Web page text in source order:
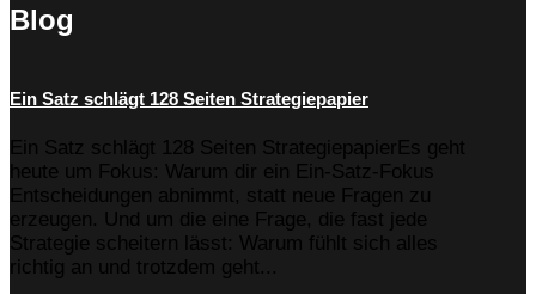
Blog
Ein Satz schlägt 128 Seiten Strategiepapier
Ein Satz schlägt 128 Seiten StrategiepapierEs geht
heute um Fokus: Warum dir ein Ein-Satz-Fokus
Entscheidungen abnimmt, statt neue Fragen zu
erzeugen. Und um die eine Frage, die fast jede
Strategie scheitern lässt: Warum fühlt sich alles
richtig an und trotzdem geht...